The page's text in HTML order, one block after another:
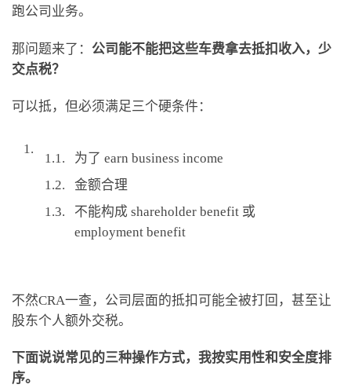
跑公司业务。
那问题来了： 公司能不能把这些车费拿去抵扣收入，少
交点税？
可以抵，但必须满足三个硬条件：
为了 earn business income
金额合理
不能构成 shareholder benefit 或
employment benefit
不然CRA一查，公司层面的抵扣可能全被打回，甚至让
股东个人额外交税。
下面说说常见的三种操作方式，我按实用性和安全度排
序。